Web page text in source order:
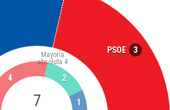
PSOE 3
7
Mayoría
absoluta 4
4 2
1